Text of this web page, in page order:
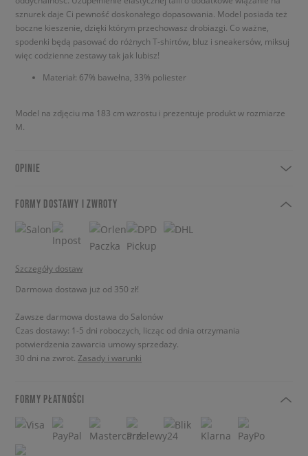
sznurek daje Ci pewność doskonałego dopasowania. Model posiada też
boczne kieszenie, dzięki którym przechowasz drobiazgi. Co ważne,
spodenki będą pasować do różnych T-shirtów, bluz i sneakersów, miksuj
więc codzienne zestawy tak jak lubisz!
Materiał: 67% bawełna, 33% poliester
Model na zdjęciu ma 183 cm wzrostu i prezentuje produkt w rozmiarze
M.
OPINIE
FORMY DOSTAWY I ZWROTY
Szczegóły dostaw
Darmowa dostawa już od 350 zł!
Zawsze darmowa dostawa do Salonów
Czas dostawy: 1-5 dni roboczych, licząc od dnia otrzymania
potwierdzenia zawarcia umowy sprzedaży.
30 dni na zwrot. Zasady i warunki
FORMY PŁATNOŚCI